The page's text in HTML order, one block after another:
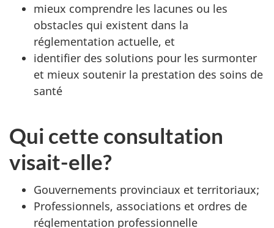
mieux comprendre les lacunes ou les
obstacles qui existent dans la
réglementation actuelle, et
identifier des solutions pour les surmonter
et mieux soutenir la prestation des soins de
santé
Qui cette consultation
visait-elle?
Gouvernements provinciaux et territoriaux;
Professionnels, associations et ordres de
réglementation professionnelle